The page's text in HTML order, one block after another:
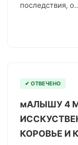
последствия,
✔ ОТВЕЧЕНО
мАЛЫШУ 4
КОРОВЬЕ И